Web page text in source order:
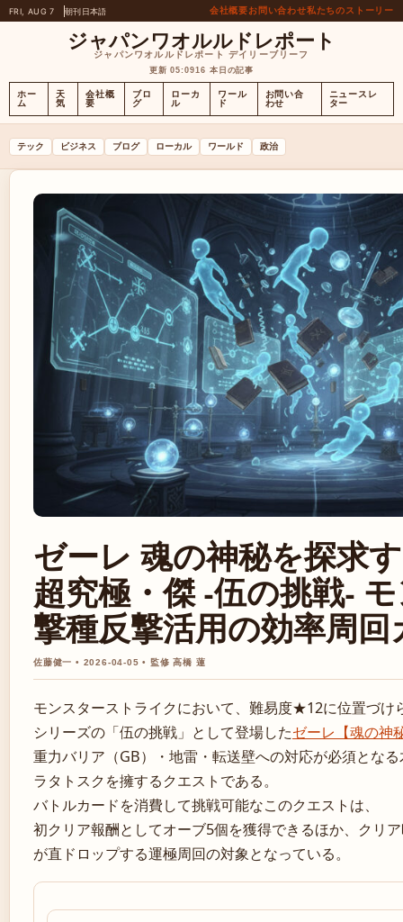
FRI, AUG 7 朝刊日本語 会社概要お問い合わせ私たちのストーリー
ジャパンワオルルドレポート
ジャパンワオルルドレポート デイリーブリーフ
更新 05:0916 本日の記事
ホー
ム
天
気
会社概
要
ブロ
グ
ローカ
ル
ワール
ド
お問い合
わせ
ニュースレ
ター
テック ビジネス ブログ ローカル ワールド 政治
ゼーレ 魂の神秘を探求
超究極・傑 -伍の挑戦-
撃種反撃活用の効率周
佐藤健一 • 2026-04-05 • 監修 高橋 蓮
モンスターストライクにおいて、難易度★12に位置づけ
シリーズの「伍の挑戦」として登場したゼーレ【魂の神
重力バリア（GB）・地雷・転送壁への対応が必須とな
ラタトスクを擁するクエストである。
バトルカードを消費して挑戦可能なこのクエストは、
初クリア報酬としてオーブ5個を獲得できるほか、クリ
が直ドロップする運極周回の対象となっている。